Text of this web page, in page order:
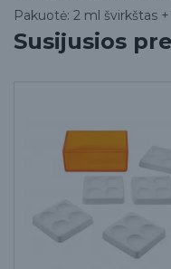
Pakuotė: 2 ml švirkštas
Susijusios